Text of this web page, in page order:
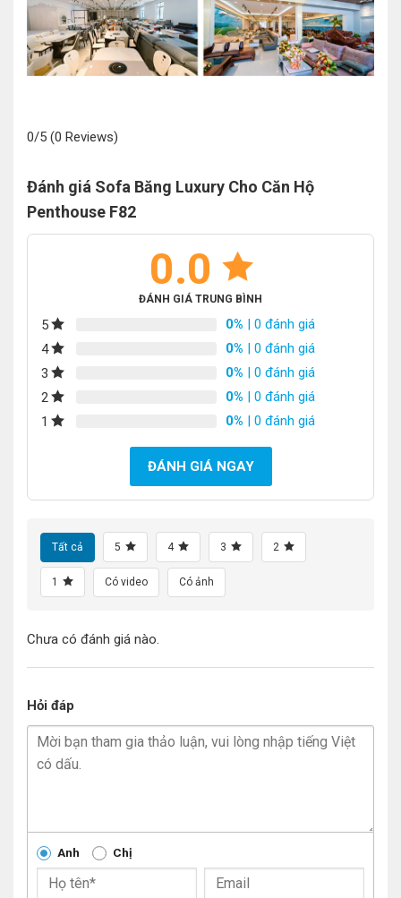
0/5 (0 Reviews)
Đánh giá Sofa Băng Luxury Cho Căn Hộ
Penthouse F82
0.0
ĐÁNH GIÁ TRUNG BÌNH
5 0% | 0 đánh giá
4
0% | 0 đánh giá
3
0% | 0 đánh giá
2
0% | 0 đánh giá
1
0% | 0 đánh giá
ĐÁNH GIÁ NGAY
Tất cả 5 4 3 2
1 Có video Có ảnh
Chưa có đánh giá nào.
Hỏi đáp
Anh Chị